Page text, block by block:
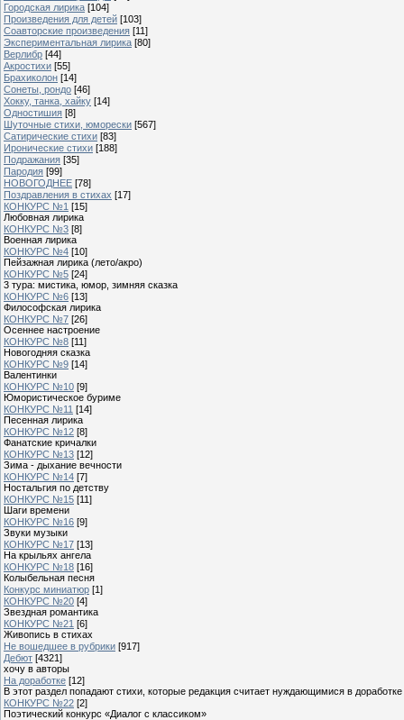
Городская лирика [104]
Произведения для детей [103]
Соавторские произведения [11]
Экспериментальная лирика [80]
Верлибр [44]
Акростихи [55]
Брахиколон [14]
Сонеты, рондо [46]
Хокку, танка, хайку [14]
Одностишия [8]
Шуточные стихи, юморески [567]
Сатирические стихи [83]
Иронические стихи [188]
Подражания [35]
Пародия [99]
НОВОГОДНЕЕ [78]
Поздравления в стихах [17]
КОНКУРС №1 [15]
Любовная лирика
КОНКУРС №3 [8]
Военная лирика
КОНКУРС №4 [10]
Пейзажная лирика (лето/акро)
КОНКУРС №5 [24]
3 тура: мистика, юмор, зимняя сказка
КОНКУРС №6 [13]
Философская лирика
КОНКУРС №7 [26]
Осеннее настроение
КОНКУРС №8 [11]
Новогодняя сказка
КОНКУРС №9 [14]
Валентинки
КОНКУРС №10 [9]
Юмористическое буриме
КОНКУРС №11 [14]
Песенная лирика
КОНКУРС №12 [8]
Фанатские кричалки
КОНКУРС №13 [12]
Зима - дыхание вечности
КОНКУРС №14 [7]
Ностальгия по детству
КОНКУРС №15 [11]
Шаги времени
КОНКУРС №16 [9]
Звуки музыки
КОНКУРС №17 [13]
На крыльях ангела
КОНКУРС №18 [16]
Колыбельная песня
Конкурс миниатюр [1]
КОНКУРС №20 [4]
Звездная романтика
КОНКУРС №21 [6]
Живопись в стихах
Не вошедшее в рубрики [917]
Дебют [4321]
хочу в авторы
На доработке [12]
В этот раздел попадают стихи, которые редакция считает нуждающимися в доработке
КОНКУРС №22 [2]
Поэтический конкурс «Диалог с классиком»